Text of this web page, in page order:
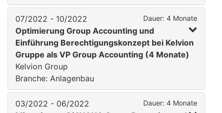
07/2022 - 10/2022 Dauer: 4 Monate
Optimierung Group Accounting und
Einführung Berechtigungskonzept bei Kelvion
Gruppe als VP Group Accounting (4 Monate)
Kelvion Group
Branche: Anlagenbau
03/2022 - 06/2022 Dauer: 4 Monate